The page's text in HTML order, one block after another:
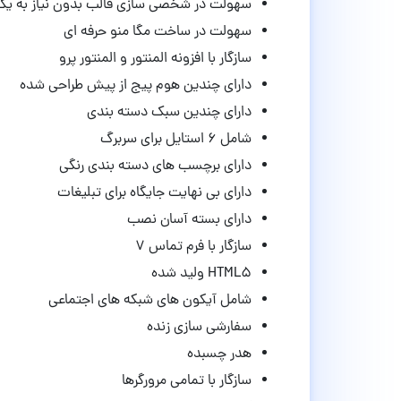
سهولت در شخصی سازی قالب بدون نیاز به
سهولت در ساخت مگا منو حرفه ای
سازگار با افزونه المنتور و المنتور پرو
دارای چندین هوم پیج از پیش طراحی شده
دارای چندین سبک دسته بندی
شامل ۶ استایل برای سربرگ
دارای برچسب های دسته بندی رنگی
دارای بی نهایت جایگاه برای تبلیغات
دارای بسته آسان نصب
سازگار با فرم تماس ۷
HTML5 ولید شده
شامل آیکون های شبکه های اجتماعی
سفارشی سازی زنده
هدر چسبده
سازگار با تمامی مرورگرها